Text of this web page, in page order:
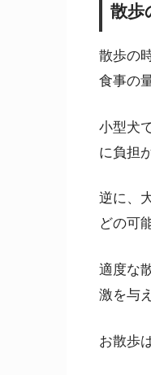
散歩
散歩の
食事の
小型犬
に負担
逆に、
どの可
適度な
激を与
お散歩